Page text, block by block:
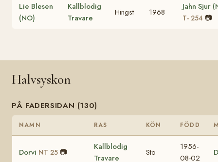
Lie Blesen
(NO)
Kallblodig
Travare
Hingst 1968
Jahn Sjur
T- 254 📷
Halvsyskon
PÅ FADERSIDAN (130)
NAMN RAS KÖN FÖDD
Dorvi NT 25 📷
Kallblodig
Travare
Sto
1956-
08-02